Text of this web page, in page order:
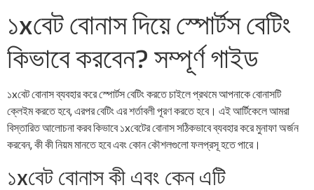
১xবেট বোনাস দিয়ে স্পোর্টস বেটিং
কিভাবে করবেন? সম্পূর্ণ গাইড
১xবেট বোনাস ব্যবহার করে স্পোর্টস বেটিং করতে চাইলে প্রথমে আপনাকে বোনাসটি
ক্লেইম করতে হবে, এরপর বেটিং এর শর্তাবলী পূরণ করতে হবে। এই আর্টিকেলে আমরা
বিস্তারিত আলোচনা করব কিভাবে ১xবেটের বোনাস সঠিকভাবে ব্যবহার করে মুনাফা অর্জন
করবেন, কী কী নিয়ম মানতে হবে এবং কোন কৌশলগুলো ফলপ্রসূ হতে পারে।
১xবেট বোনাস কী এবং কেন এটি